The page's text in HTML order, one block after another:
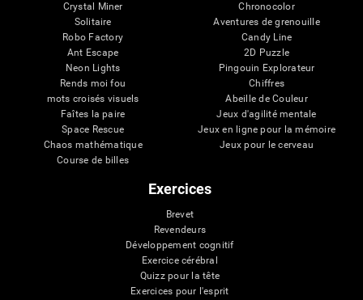
Crystal Miner
Solitaire
Robo Factory
Ant Escape
Neon Lights
Rends moi fou
mots croisés visuels
Faîtes la paire
Space Rescue
Chaos mathématique
Course de billes
Chronocolor
Aventures de grenouille
Candy Line
2D Puzzle
Pingouin Explorateur
Chiffres
Abeille de Couleur
Jeux d'agilité mentale
Jeux en ligne pour la mémoire
Jeux pour le cerveau
Exercices
Brevet
Revendeurs
Développement cognitif
Exercice cérébral
Quizz pour la tête
Exercices pour l'esprit